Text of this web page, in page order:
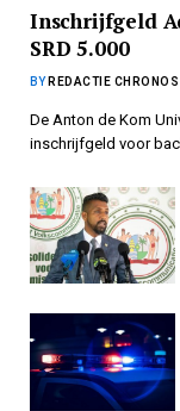
Inschrijfgeld
SRD 5.000
BY REDACTIE CHRONOS
De Anton de Kom
inschrijfgeld voor